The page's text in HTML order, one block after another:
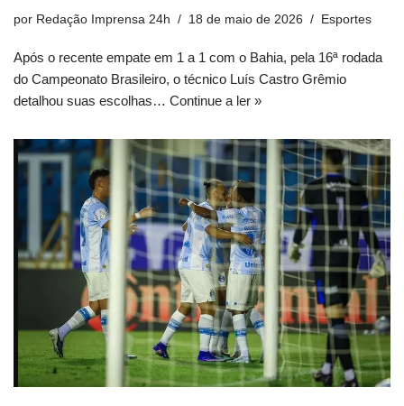
por Redação Imprensa 24h 18 de maio de 2026 Esportes
Após o recente empate em 1 a 1 com o Bahia, pela 16ª rodada
do Campeonato Brasileiro, o técnico Luís Castro Grêmio
detalhou suas escolhas… Continue a ler »